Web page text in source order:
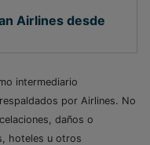
Airlines desde
intermediario
por Airlines. No
daños o
hoteles u otros